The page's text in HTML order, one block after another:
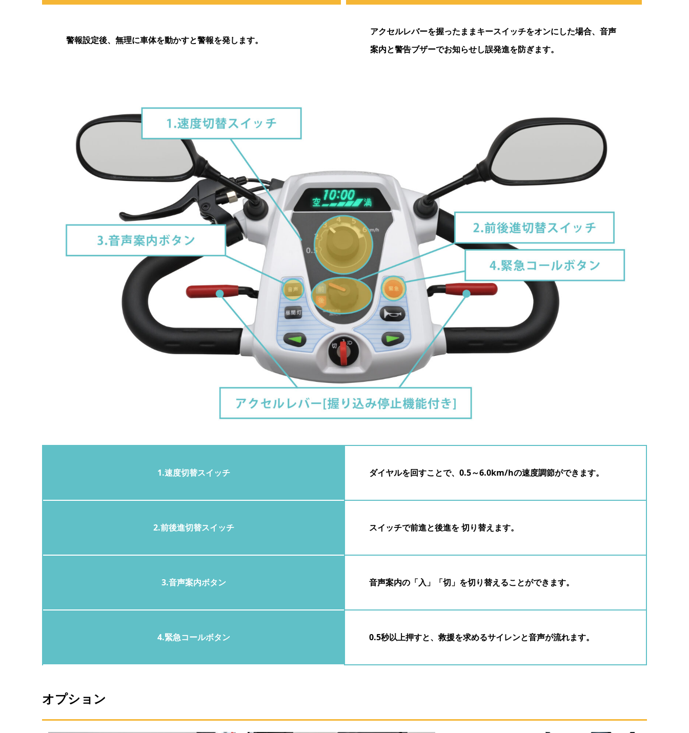
警報設定後、無理に車体を動かすと警報を発します。
アクセルレバーを握ったままキースイッチをオンにした場合、音声
案内と警告ブザーでお知らせし誤発進を防ぎます。
1.速度切替スイッチ ダイヤルを回すことで、0.5～6.0km/hの速度調節ができます。
2.前後進切替スイッチ スイッチで前進と後進を 切り替えます。
3.音声案内ボタン 音声案内の「入」「切」を切り替えることができます。
4.緊急コールボタン 0.5秒以上押すと、救援を求めるサイレンと音声が流れます。
オプション